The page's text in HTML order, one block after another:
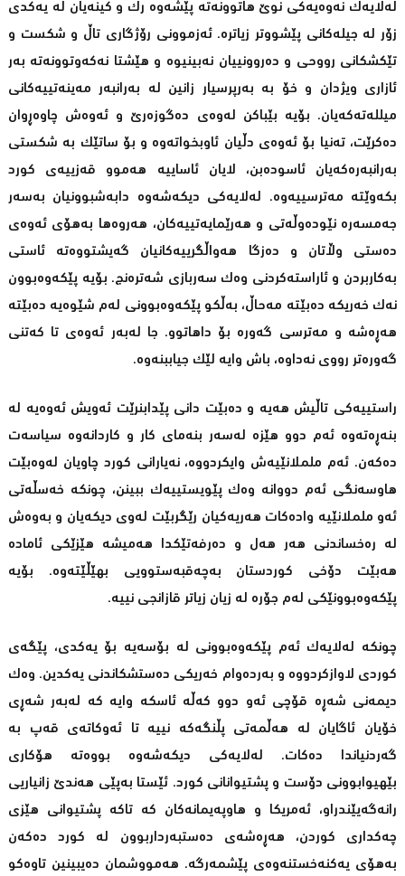
له‌لایه‌ك نه‌وه‌یه‌كی نوێ‌ هاتوونه‌ته‌ پێشه‌وه‌ رك و كینه‌یان له‌ یه‌كدی
زۆر له‌ جیله‌كانی پێشووتر زیاتره‌. ئه‌زموونی رۆژگاری تاڵ و شكست و
تێكشكانی رووحی و ده‌روونییان نه‌بینیوه ‌و هێشتا نه‌كه‌وتوونه‌ته‌ به‌ر
ئازاری ویژدان و خۆ به‌ به‌رپرسیار زانین له‌ به‌رانبه‌ر مه‌ینه‌تییه‌كانی
میلله‌ته‌كه‌یان. بۆیه‌ بێباكن له‌وه‌ی ده‌گوزه‌رێ‌ و ئه‌وه‌ش چاوه‌ڕوان
ده‌كرێت، ته‌نیا بۆ ئه‌وه‌ی دڵیان ئاوبخواته‌وه ‌و بۆ ساتێك به‌ شكستی
به‌رانبه‌ره‌كه‌یان ئاسوده‌بن، لایان ئاساییه‌ هه‌موو قه‌زییه‌ی كورد
بكه‌وێته‌ مه‌ترسییه‌وه‌. له‌لایه‌كی دیكه‌شه‌وه‌ دابه‌شبوونیان به‌سه‌ر
جه‌مسه‌ره‌ نێوده‌وڵه‌تی و هه‌رێمایه‌تییه‌كان، هه‌روه‌ها به‌هۆی ئه‌وه‌ی
ده‌ستی وڵاتان و ده‌زگا هه‌واڵگرییه‌كانیان گه‌یشتووەته‌ ئاستی
به‌كاربردن و ئاراسته‌كردنی وه‌ك سه‌ربازی شه‌تره‌نج. بۆیه‌ پێكه‌وه‌بوون
نه‌ك خه‌ریكه‌ ده‌بێته‌ مه‌حاڵ، به‌ڵكو پێكه‌وه‌بوونی له‌م شێوه‌یه‌ ده‌بێته‌
هه‌ڕه‌شه ‌و مه‌ترسی گه‌وره‌ بۆ داهاتوو. جا له‌به‌ر ئه‌وه‌ی تا كه‌تنی
گه‌وره‌تر رووی نه‌داوه‌، باش وایه‌ لێك جیاببنه‌وه‌.
راستییه‌كی تاڵیش هه‌یه‌ و ده‌بێت دانی پێدابنرێت ئه‌ویش ئه‌وه‌یه‌ له‌
بنه‌ڕه‌ته‌وه‌ ئه‌م دوو هێزه‌ له‌سه‌ر بنه‌مای كار و كاردانه‌وه‌ سیاسه‌ت
ده‌كه‌ن. ئه‌م ململانێیه‌ش وایكردووه‌، نه‌یارانی كورد چاویان له‌وه‌بێت
هاوسه‌نگی ئه‌م دووانه‌ وه‌ك پێویستییه‌ك ببینن، چونكه‌ خه‌سڵه‌تی
ئه‌و ململانێیه‌ واده‌كات هه‌ریه‌كیان رێگربێت له‌وی دیكه‌یان و به‌وه‌ش
له‌ ره‌خساندنی هه‌ر هه‌ل و ده‌رفه‌تێكدا هه‌میشه‌ هێزێكی ئاماده‌
هه‌بێت دۆخی كوردستان به‌چه‌قبه‌ستوویی بهێڵێته‌وه‌. بۆیه‌
پێكه‌وه‌بوونێكی له‌م جۆره‌ له‌ زیان زیاتر قازانجی نییه‌.
چونكه‌ له‌لایه‌ك ئه‌م پێكه‌وه‌بوونی له‌ بۆسه‌یه‌ بۆ یه‌كدی، پێگەی
كوردی لاوازكردووه‌ و به‌رده‌وام خه‌ریكی ده‌ستشكاندنی یه‌كدین. وه‌ك
دیمه‌نی شه‌ڕه‌ قۆچی ئه‌و دوو كه‌ڵه‌ ئاسكه‌ وایه‌ كه‌ له‌به‌ر شه‌ڕی
خۆیان ئاگایان له‌ هه‌ڵمه‌تی پڵنگه‌كه‌ نییه‌ تا ئه‌وكاته‌ی قه‌پ به‌
گه‌ردنیاندا ده‌كات. له‌لایه‌كی دیكه‌شه‌وه‌ بووه‌ته‌ هۆكاری
بێهیوابوونی دۆست و پشتیوانانی كورد. ئێستا به‌پێی هه‌ندێ‌ زانیاریی
رانەگەیێندراو، ئه‌مریكا و هاوپه‌یمانه‌كان كه‌ تاكه‌ پشتیوانی هێزی
چه‌كداری كوردن، هه‌ڕه‌شه‌ی ده‌ستبه‌رداربوون له‌ كورد ده‌كه‌ن
به‌هۆی یه‌كنه‌خستنه‌وه‌ی پێشمه‌رگه‌. هه‌مووشمان ده‌یبینین تاوەکو